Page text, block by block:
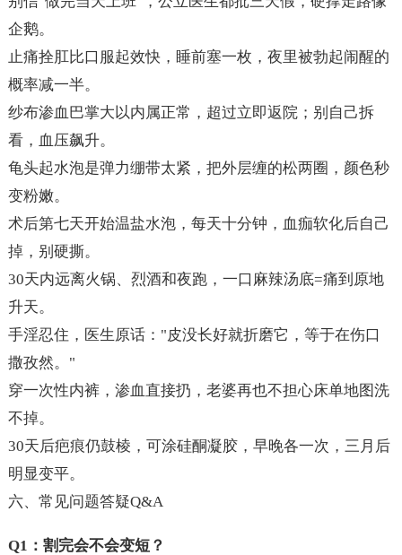
企鹅。
止痛拴肛比口服起效快，睡前塞一枚，夜里被勃起闹醒的
概率减一半。
纱布渗血巴掌大以内属正常，超过立即返院；别自己拆
看，血压飙升。
龟头起水泡是弹力绷带太紧，把外层缠的松两圈，颜色秒
变粉嫩。
术后第七天开始温盐水泡，每天十分钟，血痂软化后自己
掉，别硬撕。
30天内远离火锅、烈酒和夜跑，一口麻辣汤底=痛到原地
升天。
手淫忍住，医生原话："皮没长好就折磨它，等于在伤口
撒孜然。"
穿一次性内裤，渗血直接扔，老婆再也不担心床单地图洗
不掉。
30天后疤痕仍鼓棱，可涂硅酮凝胶，早晚各一次，三月后
明显变平。
六、常见问题答疑Q&A
Q1：割完会不会变短？